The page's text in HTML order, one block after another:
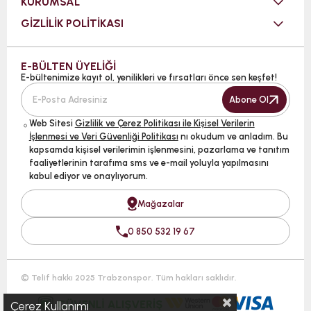
GİZLİLİK POLİTİKASI
E-BÜLTEN ÜYELİĞİ
E-bültenimize kayıt ol, yenilikleri ve fırsatları önce sen keşfet!
Abone Ol
Web Sitesi Gizlilik ve Çerez Politikası ile Kişisel Verilerin
İşlenmesi ve Veri Güvenliği Politikası nı okudum ve anladım. Bu
kapsamda kişisel verilerimin işlenmesini, pazarlama ve tanıtım
faaliyetlerinin tarafıma sms ve e-mail yoluyla yapılmasını
kabul ediyor ve onaylıyorum.
Mağazalar
0 850 532 19 67
© Telif hakkı 2025 Trabzonspor. Tüm hakları saklıdır.
Çerez Kullanımı